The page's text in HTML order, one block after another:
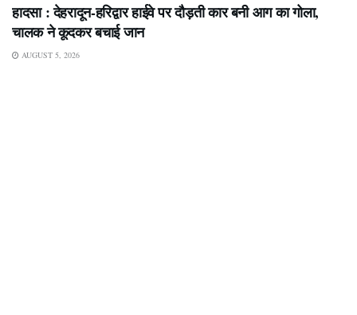
हादसा : देहरादून-हरिद्वार हाईवे पर दौड़ती कार बनी आग का गोला,
चालक ने कूदकर बचाई जान
AUGUST 5, 2026